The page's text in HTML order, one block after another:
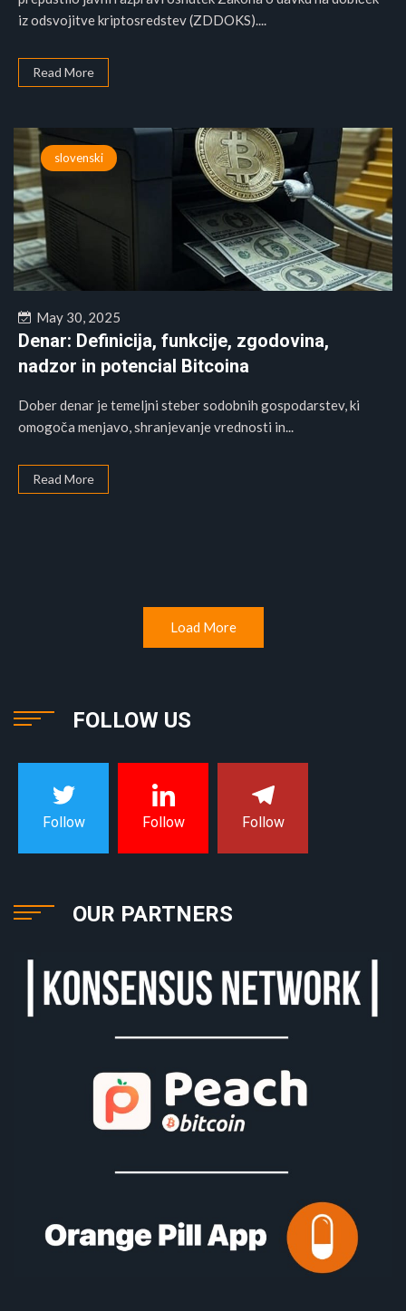
iz odsvojitve kriptosredstev (ZDDOKS)....
Read More
slovenski
May 30, 2025
Denar: Definicija, funkcije, zgodovina,
nadzor in potencial Bitcoina
Dober denar je temeljni steber sodobnih gospodarstev, ki
omogoča menjavo, shranjevanje vrednosti in...
Read More
Load More
FOLLOW US
Follow Follow Follow
OUR PARTNERS